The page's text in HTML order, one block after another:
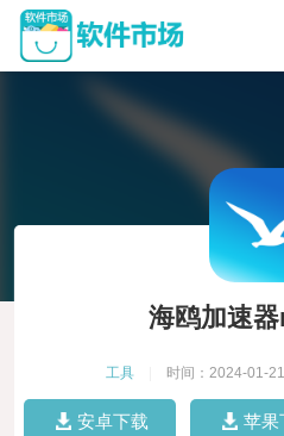
海鸥加速
工具 时间：2024-01-21
安卓下载 苹果